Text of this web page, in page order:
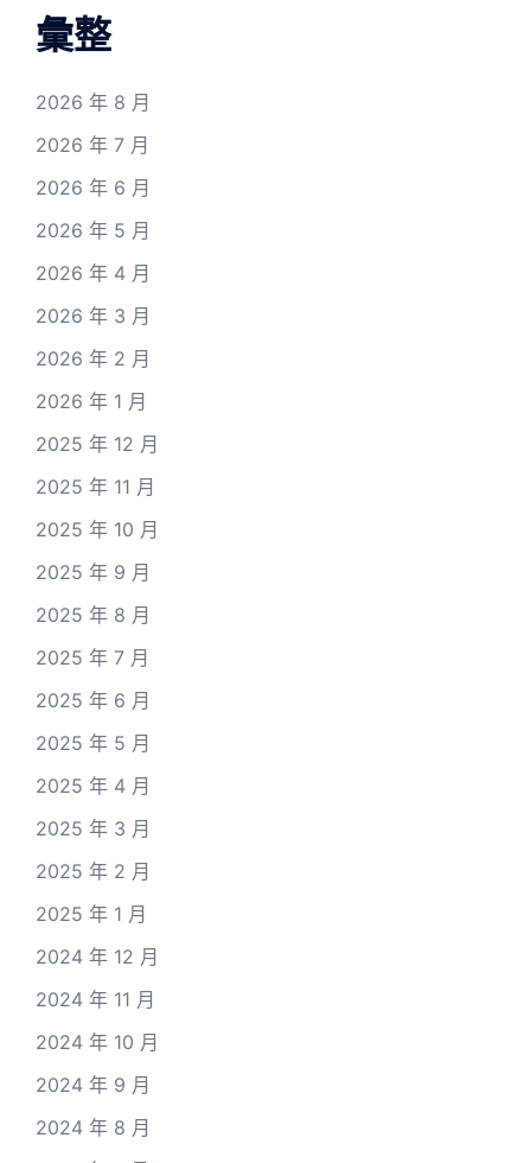
彙整
2026 年 8 月
2026 年 7 月
2026 年 6 月
2026 年 5 月
2026 年 4 月
2026 年 3 月
2026 年 2 月
2026 年 1 月
2025 年 12 月
2025 年 11 月
2025 年 10 月
2025 年 9 月
2025 年 8 月
2025 年 7 月
2025 年 6 月
2025 年 5 月
2025 年 4 月
2025 年 3 月
2025 年 2 月
2025 年 1 月
2024 年 12 月
2024 年 11 月
2024 年 10 月
2024 年 9 月
2024 年 8 月